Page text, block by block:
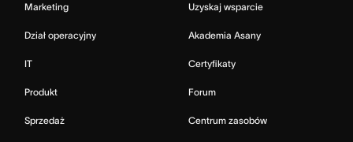
Marketing
Dział operacyjny
IT
Produkt
Sprzedaż
Uzyskaj wsparcie
Akademia Asany
Certyfikaty
Forum
Centrum zasobów